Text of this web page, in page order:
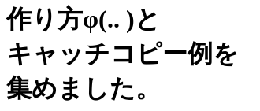
作り方φ(.. )と
キャッチコピー例を
集めました。